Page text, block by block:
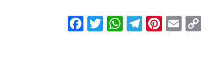
Facebook
Twitter
WhatsApp
TelegramEmail